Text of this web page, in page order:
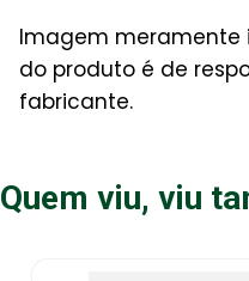
Imagem meramente
do produto é de
fabricante.
Quem viu, viu